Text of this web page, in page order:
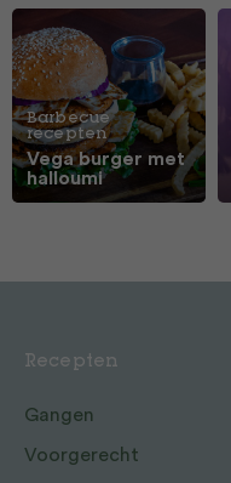
Barbecue
recepten
Vega burger met
halloumi
Recepten
Gangen
Voorgerecht